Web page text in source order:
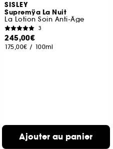
SISLEY
Supremÿa La Nuit
La Lotion Soin Anti-Âge
3
245,00€
175,00€ / 100ml
Ajouter au panier